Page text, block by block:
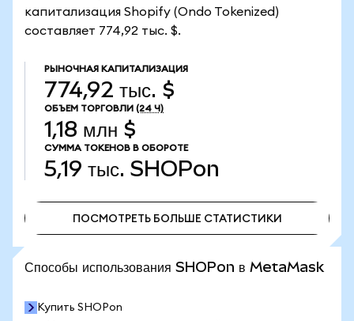
капитализация Shopify (Ondo Tokenized)
составляет 774,92 тыс. $.
РЫНОЧНАЯ КАПИТАЛИЗАЦИЯ
774,92 тыс. $
ОБЪЕМ ТОРГОВЛИ (24 Ч)
1,18 млн $
СУММА ТОКЕНОВ В ОБОРОТЕ
5,19 тыс. SHOPon
ПОСМОТРЕТЬ БОЛЬШЕ СТАТИСТИКИ
Способы использования SHOPon в MetaMask
Купить SHOPon